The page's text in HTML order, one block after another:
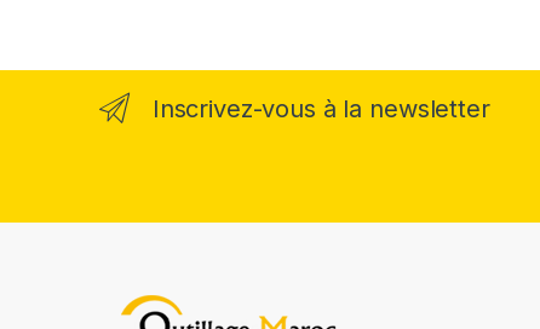
Inscrivez-vous à la newsletter